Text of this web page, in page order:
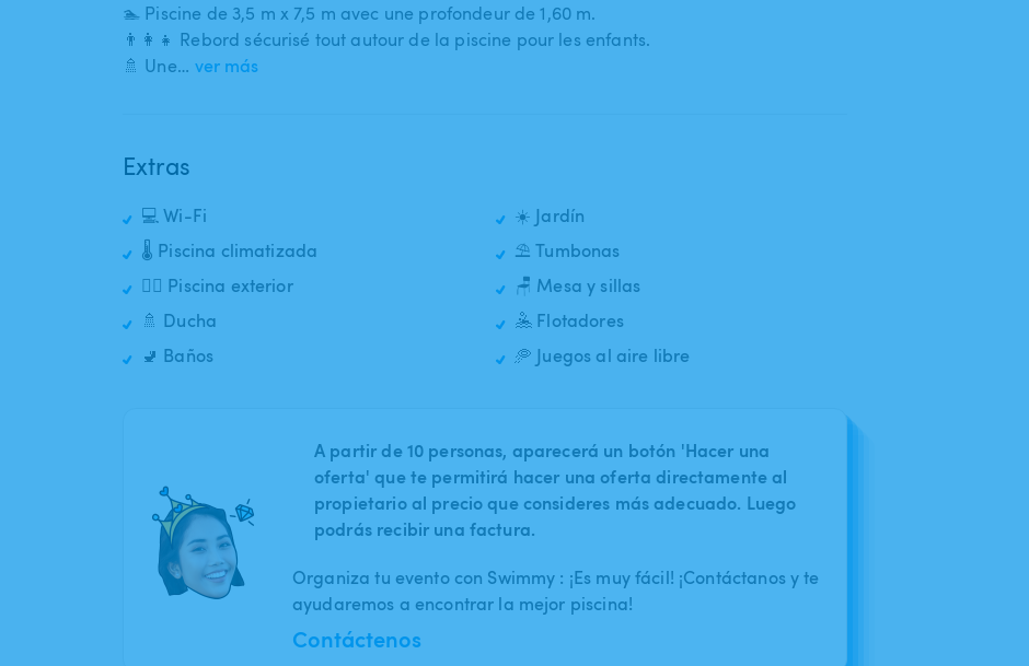
🏊 Piscine de 3​,​5 m x 7​,​5 m avec une profondeur de 1​,​60 m.
👨‍👩‍👧 Rebord sécurisé tout autour de la piscine pour les enfants.
🚿 Une… ver más
Extras
💻 Wi-Fi
🌡️ Piscina climatizada
🏊‍♂️ Piscina exterior
🚿 Ducha
🚽 Baños
☀️ Jardín
⛱️ Tumbonas
🪑 Mesa y sillas
🤽 Flotadores
🥏 Juegos al aire libre
A partir de 10 personas, aparecerá un botón 'Hacer una
oferta' que te permitirá hacer una oferta directamente al
propietario al precio que consideres más adecuado. Luego
podrás recibir una factura.
Organiza tu evento con Swimmy : ¡Es muy fácil! ¡Contáctanos y te
ayudaremos a encontrar la mejor piscina!
Contáctenos